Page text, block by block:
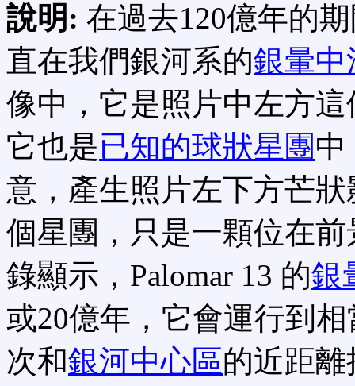
說明: 在過去120億年的
直在我們銀河系的銀暈中
像中，它是照片中左方
它也是已知的球狀星團中
意，產生照片左下方芒
個星團，只是一顆位在
錄顯示，Palomar 13 的銀
或20億年，它會運行到
次和銀河中心區的近距